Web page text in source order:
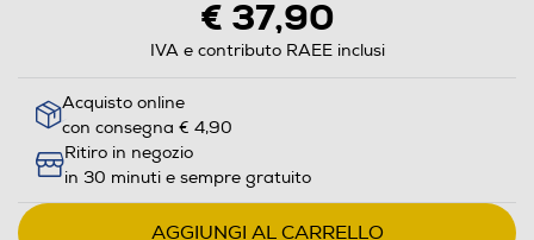
€ 37,90
IVA e contributo RAEE inclusi
Acquisto online
con consegna € 4,90
Ritiro in negozio
in 30 minuti e sempre gratuito
AGGIUNGI AL CARRELLO